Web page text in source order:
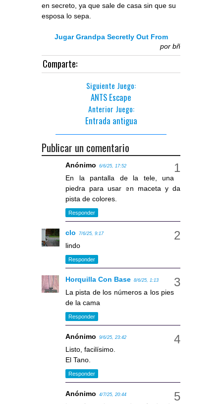
en secreto, ya que sale de casa sin que su
esposa lo sepa.
Jugar Grandpa Secretly Out From
por bñ
Comparte:
Siguiente Juego:
ANTS Escape
Anterior Juego:
Entrada antigua
Publicar un comentario
Anónimo 6/6/25, 17:52
En la pantalla de la tele, una
piedra para usar en maceta y da
pista de colores.
Responder
clo 7/6/25, 9:17
lindo
Responder
Horquilla Con Base 8/6/25, 1:13
La pista de los números a los pies
de la cama
Responder
Anónimo 9/6/25, 23:42
Listo, facilísimo.
El Tano.
Responder
Anónimo 4/7/25, 20:44